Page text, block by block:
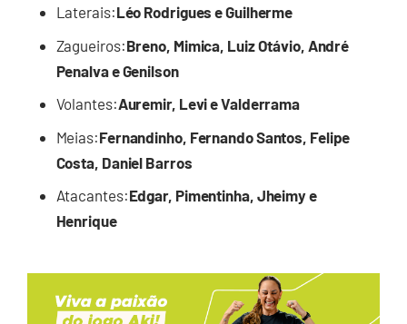
Laterais:Léo Rodrigues e Guilherme
Zagueiros:Breno, Mimica, Luiz Otávio, André
Penalva e Genilson
Volantes:Auremir, Levi e Valderrama
Meias:Fernandinho, Fernando Santos, Felipe
Costa, Daniel Barros
Atacantes:Edgar, Pimentinha, Jheimy e
Henrique